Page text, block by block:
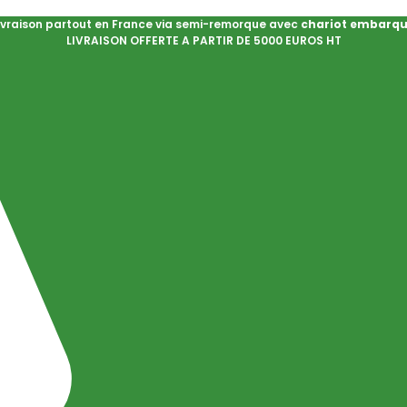
partout en France via semi-remorque avec chariot
LIVRAISON OFFERTE A PARTIR DE 5000 EUROS HT